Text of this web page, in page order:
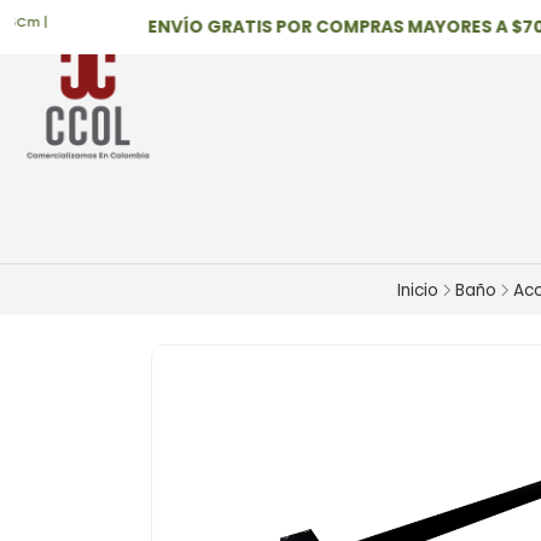
ENVÍO GRATIS POR COMPRAS MAYORES A
Inicio Baño